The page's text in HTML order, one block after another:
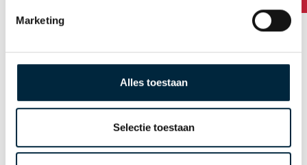
Marketing
Alles toestaan
Selectie toestaan
Plaats